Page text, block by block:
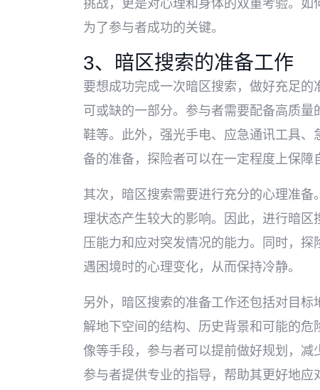
挑战，更是对心理和身体的双重考验。
为了参与者成功的关键。
3、暗区搜索的准备工作
要想成功完成一次暗区搜索，做好充足
可或缺的一部分。参与者需要配备高质
鞋等。此外，强光手电、应急通讯工具
备的准备，探险者可以在一定程度上保障
其次，暗区搜索需要进行充分的心理准
理状态产生较大的影响。因此，进行暗
压能力和应对突发情况的能力。同时，
遇困境时的心理变化，从而保持冷静。
另外，暗区搜索的准备工作还包括对目
解地下空间的结构、历史背景和可能的
像等手段，参与者可以提前做好规划，
参与者提供专业的指导，帮助其更好地应